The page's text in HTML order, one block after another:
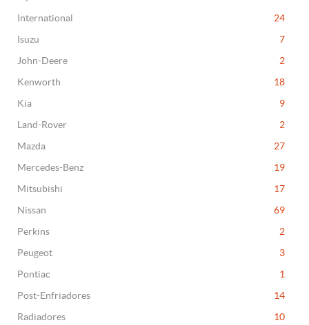
International
24
Isuzu
7
John-Deere
2
Kenworth
18
Kia
9
Land-Rover
2
Mazda
27
Mercedes-Benz
19
Mitsubishi
17
Nissan
69
Perkins
2
Peugeot
3
Pontiac
1
Post-Enfriadores
14
Radiadores
10